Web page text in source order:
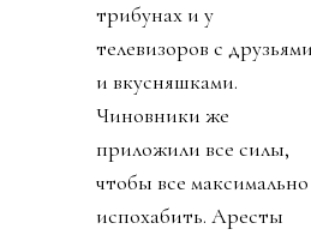
человечества и спорта.
Мы гребли с
норвежцами, выпивали
все пиво в Бостоне с
шотландцами,
восхищались Кабо-
Верде, горевали, когда